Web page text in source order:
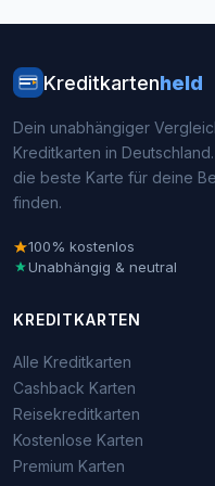
Kreditkartenheld
Dein unabhängiger
Kreditkarten in
die beste Karte für deine
finden.
100% kostenlos
Unabhängig & neutral
KREDITKARTEN
Alle Kreditkarten
Cashback Karten
Reisekreditkarten
Kostenlose Karten
Premium Karten